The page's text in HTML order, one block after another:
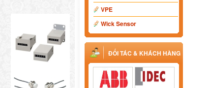
VPE
Wick Sensor
ĐỐI TÁC & KHÁCH HÀNG